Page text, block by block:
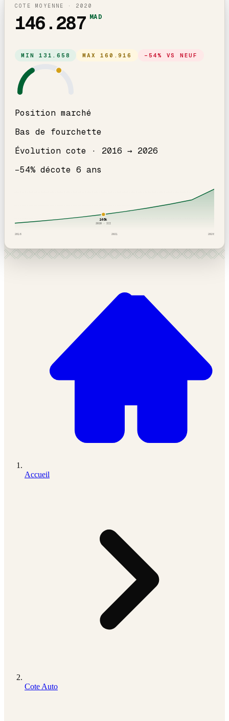
COTE MOYENNE · 2020
146.287 MAD
MIN131.658 MAX160.916 − 54% VS NEUF
Position marché
Bas de fourchette
Évolution cote · 2016 → 2026
−54% décote 6 ans
146k
2020 · ICI
2016 2021 2026
Accueil
Cote Auto